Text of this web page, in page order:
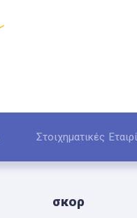
Στοιχηματικές
σκορ